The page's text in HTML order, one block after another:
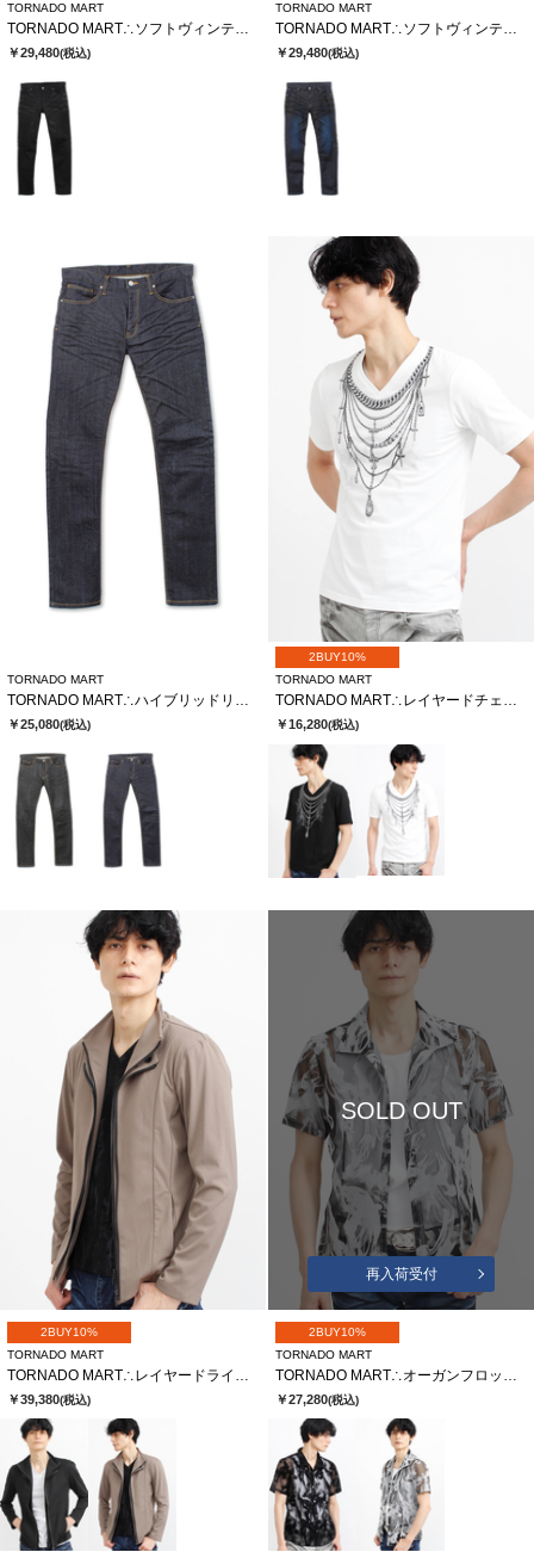
TORNADO MART
TORNADO MART∴ソフトヴィンテージスリムデニム
￥29,480(税込)
TORNADO MART
TORNADO MART∴ソフトヴィンテージスリムデニム
￥29,480(税込)
TORNADO MART
TORNADO MART∴ハイブリッドリジットデニム
￥25,080(税込)
2BUY10%
TORNADO MART
TORNADO MART∴レイヤードチェーンバタフライプリントTシャツ
￥16,280(税込)
2BUY10%
TORNADO MART
TORNADO MART∴レイヤードライダース
￥39,380(税込)
SOLD OUT
再入荷受付
2BUY10%
TORNADO MART
TORNADO MART∴オーガンフロッキースモークプリント半袖シャツ
￥27,280(税込)